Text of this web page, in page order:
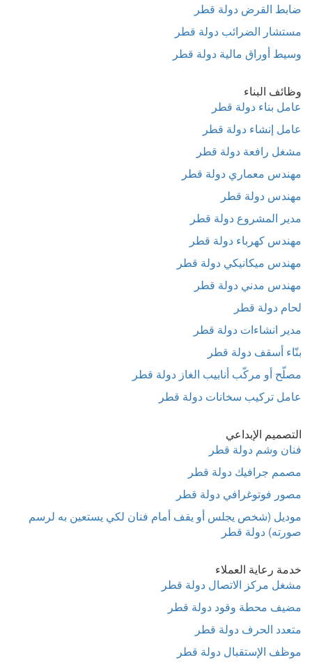
ضابط القرض دولة قطر
مستشار الضرائب دولة قطر
وسيط أوراق مالية دولة قطر
وظائف البناء
عامل بناء دولة قطر
عامل إنشاء دولة قطر
مشغل رافعة دولة قطر
مهندس معماري دولة قطر
مهندس دولة قطر
مدير المشروع دولة قطر
مهندس كهرباء دولة قطر
مهندس ميكانيكي دولة قطر
مهندس مدني دولة قطر
لحام دولة قطر
مدير انشاءات دولة قطر
بنّاء أسقف دولة قطر
مصلّح أو مركّب أنابيب الغاز دولة قطر
عامل تركيب سخانات دولة قطر
التصميم الإبداعي
فنان وشم دولة قطر
مصمم جرافيك دولة قطر
مصور فوتوغرافي دولة قطر
موديل (شخص يجلس أو يقف أمام فنان لكي يستعين به لرسم
صورته) دولة قطر
خدمة رعاية العملاء
مشغل مركز الاتصال دولة قطر
مضيف محطة وقود دولة قطر
متعدد الحرف دولة قطر
موظف الإستقبال دولة قطر